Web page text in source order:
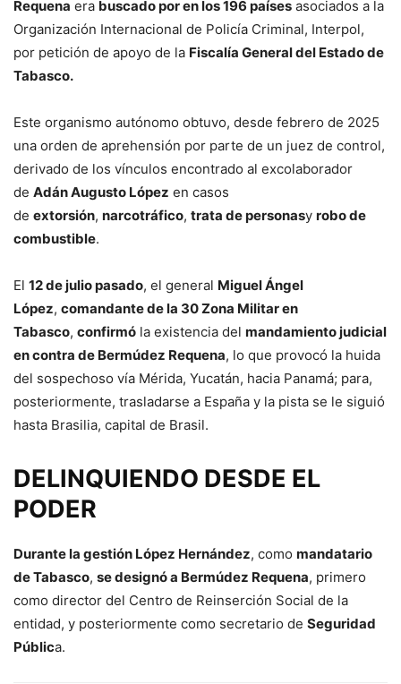
Requena era buscado por en los 196 países asociados a la
Organización Internacional de Policía Criminal, Interpol,
por petición de apoyo de la Fiscalía General del Estado de
Tabasco.
Este organismo autónomo obtuvo, desde febrero de 2025
una orden de aprehensión por parte de un juez de control,
derivado de los vínculos encontrado al excolaborador
de Adán Augusto López en casos
de extorsión, narcotráfico, trata de personasy robo de
combustible.
El 12 de julio pasado, el general Miguel Ángel
López, comandante de la 30 Zona Militar en
Tabasco, confirmó la existencia del mandamiento judicial
en contra de Bermúdez Requena, lo que provocó la huida
del sospechoso vía Mérida, Yucatán, hacia Panamá; para,
posteriormente, trasladarse a España y la pista se le siguió
hasta Brasilia, capital de Brasil.
DELINQUIENDO DESDE EL
PODER
Durante la gestión López Hernández, como mandatario
de Tabasco, se designó a Bermúdez Requena, primero
como director del Centro de Reinserción Social de la
entidad, y posteriormente como secretario de Seguridad
Pública.